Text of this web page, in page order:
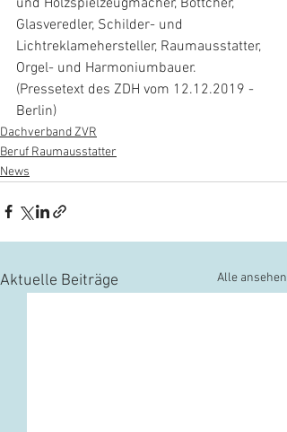
Glasveredler, Schilder- und
Lichtreklamehersteller, Raumausstatter,
Orgel- und Harmoniumbauer.
(Pressetext des ZDH vom 12.12.2019 -
Berlin)
Dachverband ZVR
Beruf Raumausstatter
News
Aktuelle Beiträge Alle ansehen